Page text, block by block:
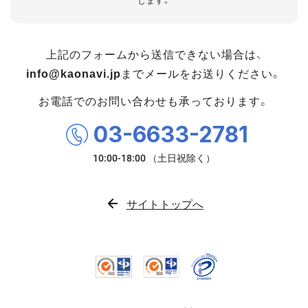
上記のフォームから送信できない場合は、
info@kaonavi.jp までメールをお送りください。
お電話でのお問い合わせも承っております。
03-6633-2781
サイトトップへ